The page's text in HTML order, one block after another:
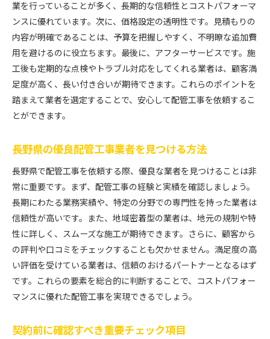
業を行っていることが多く、長期的な信頼性とコストパフォーマ
ンスに優れています。次に、価格設定の透明性です。見積もりの
内容が明確であることは、予算を把握しやすく、不明瞭な追加費
用を避けるのに役立ちます。最後に、アフターサービスです。施
工後も定期的な点検やトラブル対応をしてくれる業者は、顧客満
足度が高く、長い付き合いが期待できます。これらのポイントを
踏まえて業者を選定することで、安心して配管工事を依頼するこ
とができます。
長野県の優良配管工事業者を見つける方法
長野県で配管工事を依頼する際、優良な業者を見つけることは非
常に重要です。まず、配管工事の経験と実績を確認しましょう。
長期にわたる業務実績や、特定の分野での専門性を持った業者は
信頼性が高いです。また、地域密着型の業者は、地元の規制や特
性に詳しく、スムーズな施工が期待できます。さらに、顧客から
の評判や口コミをチェックすることも欠かせません。満足度の高
い評価を受けている業者は、信頼のおけるパートナーとなるはず
です。これらの要素を総合的に判断することで、コストパフォー
マンスに優れた配管工事を実現できるでしょう。
契約前に確認すべき重要チェック項目